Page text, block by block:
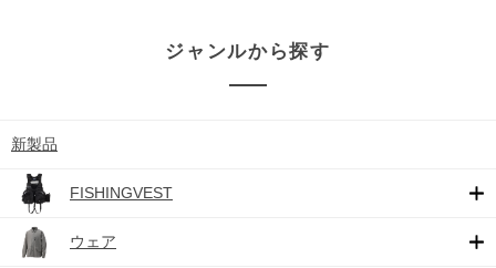
ジャンルから探す
新製品
FISHINGVEST
ウェア